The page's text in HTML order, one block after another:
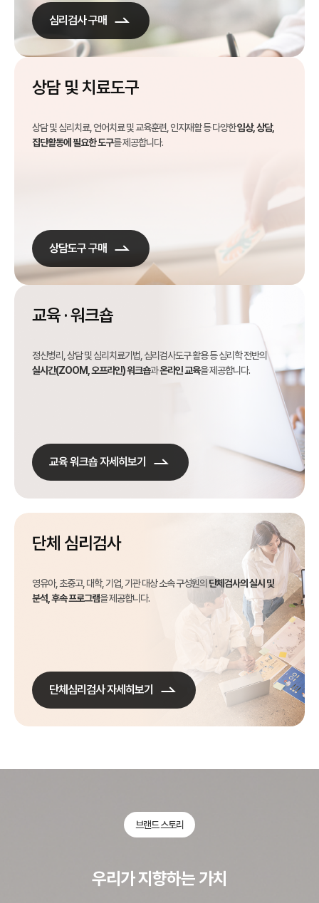
심리검사 구매
상담 및 치료도구
상담 및 심리치료, 언어치료 및 교육훈련, 인지재활 등 다양한임상, 상담,
집단활동에 필요한 도구를 제공합니다.
상담도구 구매
교육 · 워크숍
정신병리, 상담 및 심리치료기법, 심리검사도구 활용 등 심리학 전반의
실시간(ZOOM, 오프라인) 워크숍과온라인 교육을 제공합니다.
교육 워크숍 자세히보기
단체 심리검사
영유아, 초중고, 대학, 기업, 기관 대상 소속 구성원의 단체검사의 실시 및
분석, 후속 프로그램을 제공합니다.
단체심리검사 자세히보기
브랜드 스토리
우리가 지향하는 가치